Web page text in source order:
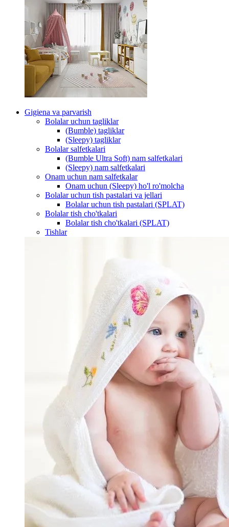
Gigiena va parvarish
Bolalar uchun tagliklar
(Bumble) tagliklar
(Sleepy) tagliklar
Bolalar salfetkalari
(Bumble Ultra Soft) nam salfetkalari
(Sleepy) nam salfetkalari
Onam uchun nam salfetkalar
Onam uchun (Sleepy) ho'l ro'molcha
Bolalar uchun tish pastalari va jellari
Bolalar uchun tish pastalari (SPLAT)
Bolalar tish cho'tkalari
Bolalar tish cho'tkalari (SPLAT)
Tishlar